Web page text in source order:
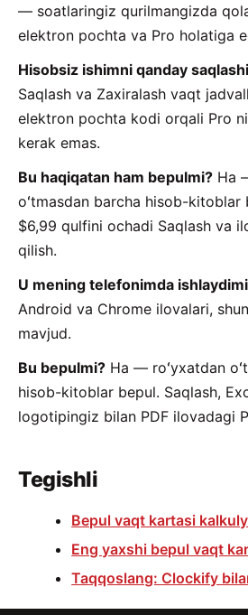
— soatlaringiz qurilmangizda
elektron pochta va Pro holatiga
Hisobsiz ishimni qanday
Saqlash va Zaxiralash vaqt
elektron pochta kodi orqali Pro
kerak emas.
Bu haqiqatan ham bepulmi? Ha
oʻtmasdan barcha hisob-
$6,99 qulfini ochadi Saqlash va
qilish.
U mening telefonimda
Android va Chrome ilovalari,
mavjud.
Bu bepulmi? Ha — roʻyxatdan
hisob-kitoblar bepul. Saqlash,
logotipingiz bilan PDF ilovadagi
Tegishli
Bepul vaqt kartasi
Eng yaxshi bepul vaqt
Taqqoslang: Clockify